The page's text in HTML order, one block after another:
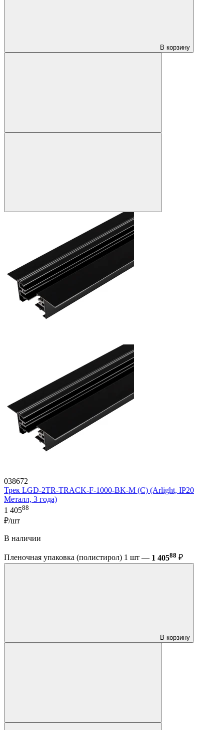
В корзину
038672
Трек LGD-2TR-TRACK-F-1000-BK-M (C) (Arlight, IP20
Металл, 3 года)
1 40588
₽/шт
В наличии
Пленочная упаковка (полистирол) 1 шт — 1 40588 ₽
В корзину